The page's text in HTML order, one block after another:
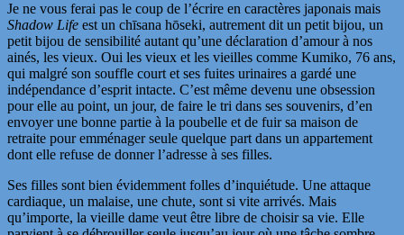
Je ne vous ferai pas le coup de l’écrire en caractères japonais mais
Shadow Life est un chīsana hōseki, autrement dit un petit bijou, un
petit bijou de sensibilité autant qu’une déclaration d’amour à nos
ainés, les vieux. Oui les vieux et les vieilles comme Kumiko, 76 ans,
qui malgré son souffle court et ses fuites urinaires a gardé une
indépendance d’esprit intacte. C’est même devenu une obsession
pour elle au point, un jour, de faire le tri dans ses souvenirs, d’en
envoyer une bonne partie à la poubelle et de fuir sa maison de
retraite pour emménager seule quelque part dans un appartement
dont elle refuse de donner l’adresse à ses filles.
Ses filles sont bien évidemment folles d’inquiétude. Une attaque
cardiaque, un malaise, une chute, sont si vite arrivés. Mais
qu’importe, la vieille dame veut être libre de choisir sa vie. Elle